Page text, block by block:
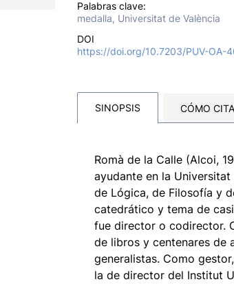
Palabras clave:
medalla, Universitat de València
DOI
https://doi.org/10.7203/PUV-OA-
SINOPSIS CÓMO
Romà de la Calle (Alcoi,
ayudante en la
de Lógica, de Filosofía y
catedrático y tema de
fue director o codirector.
de libros y centenares de
generalistas. Como
la de director del Institut